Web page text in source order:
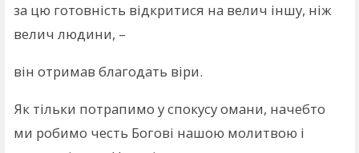
за цю готовність відкритися на велич іншу, ніж
велич людини, –
він отримав благодать віри.
Як тільки потрапимо у спокусу омани, начебто
ми робимо честь Богові нашою молитвою і